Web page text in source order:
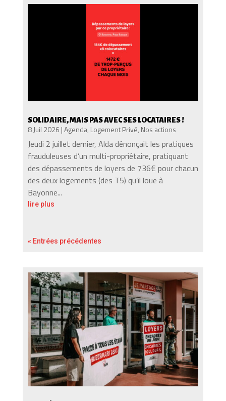
SOLIDAIRE, MAIS PAS AVEC SES LOCATAIRES !
8 Juil 2026 |Agenda, Logement Privé, Nos actions
Jeudi 2 juillet dernier, Alda dénonçait les pratiques
frauduleuses d’un multi-propriétaire, pratiquant
des dépassements de loyers de 736€ pour chacun
des deux logements (des T5) qu’il loue à
Bayonne...
lire plus
« Entrées précédentes